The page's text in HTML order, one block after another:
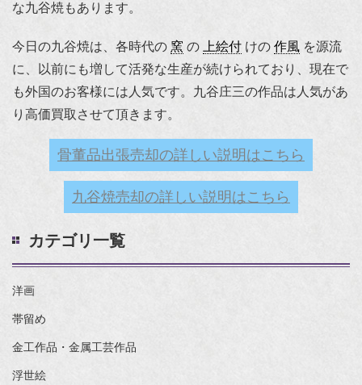
な九谷焼もあります。
今日の九谷焼は、各時代の 窯 の 上絵付 けの 作風 を源流
に、以前にも増して活発な生産が続けられており、現在で
も外国のお客様には人気です。九谷庄三の作品は人気があ
り高価買取させて頂きます。
骨董品出張売却の詳しい説明はこちら
九谷焼売却の詳しい説明はこちら
カテゴリ一覧
洋画
帯留め
金工作品・金属工芸作品
浮世絵